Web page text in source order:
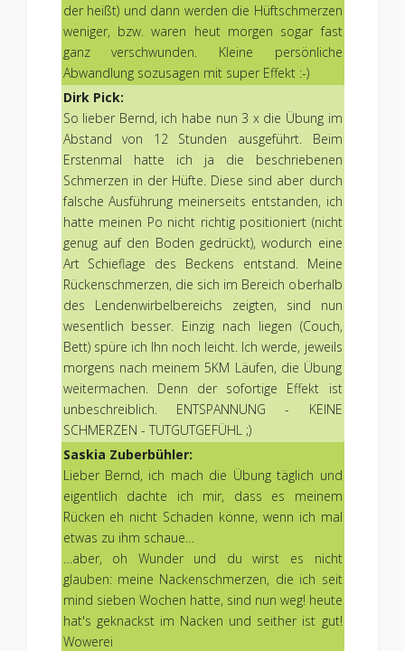
der heißt) und dann werden die Hüftschmerzen
weniger, bzw. waren heut morgen sogar fast
ganz verschwunden. Kleine persönliche
Abwandlung sozusagen mit super Effekt :-)
Dirk Pick:
So lieber Bernd, ich habe nun 3 x die Übung im
Abstand von 12 Stunden ausgeführt. Beim
Erstenmal hatte ich ja die beschriebenen
Schmerzen in der Hüfte. Diese sind aber durch
falsche Ausführung meinerseits entstanden, ich
hatte meinen Po nicht richtig positioniert (nicht
genug auf den Boden gedrückt), wodurch eine
Art Schieflage des Beckens entstand. Meine
Rückenschmerzen, die sich im Bereich oberhalb
des Lendenwirbelbereichs zeigten, sind nun
wesentlich besser. Einzig nach liegen (Couch,
Bett) spüre ich Ihn noch leicht. Ich werde, jeweils
morgens nach meinem 5KM Läufen, die Übung
weitermachen. Denn der sofortige Effekt ist
unbeschreiblich. ENTSPANNUNG - KEINE
SCHMERZEN - TUTGUTGEFÜHL ;)
Saskia Zuberbühler:
Lieber Bernd, ich mach die Übung täglich und
eigentlich dachte ich mir, dass es meinem
Rücken eh nicht Schaden könne, wenn ich mal
etwas zu ihm schaue…
…aber, oh Wunder und du wirst es nicht
glauben: meine Nackenschmerzen, die ich seit
mind sieben Wochen hatte, sind nun weg! heute
hat's geknackst im Nacken und seither ist gut!
Wowerei